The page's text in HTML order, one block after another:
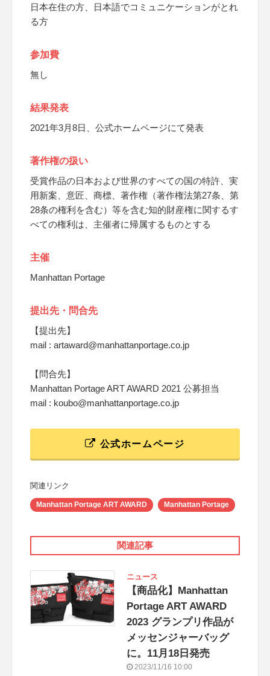
日本在住の方、日本語でコミュニケーションがとれ
る方
参加費
無し
結果発表
2021年3月8日、公式ホームページにて発表
著作権の扱い
受賞作品の日本および世界のすべての国の特許、実
用新案、意匠、商標、著作権（著作権法第27条、第
28条の権利を含む）等を含む知的財産権に関するす
べての権利は、主催者に帰属するものとする
主催
Manhattan Portage
提出先・問合先
【提出先】
mail : artaward@manhattanportage.co.jp
【問合先】
Manhattan Portage ART AWARD 2021 公募担当
mail : koubo@manhattanportage.co.jp
公式ホームページ
関連リンク
Manhattan Portage ART AWARD Manhattan Portage
関連記事
ニュース
【商品化】Manhattan
Portage ART AWARD
2023 グランプリ作品が
メッセンジャーバッグ
に。11月18日発売
2023/11/16 10:00